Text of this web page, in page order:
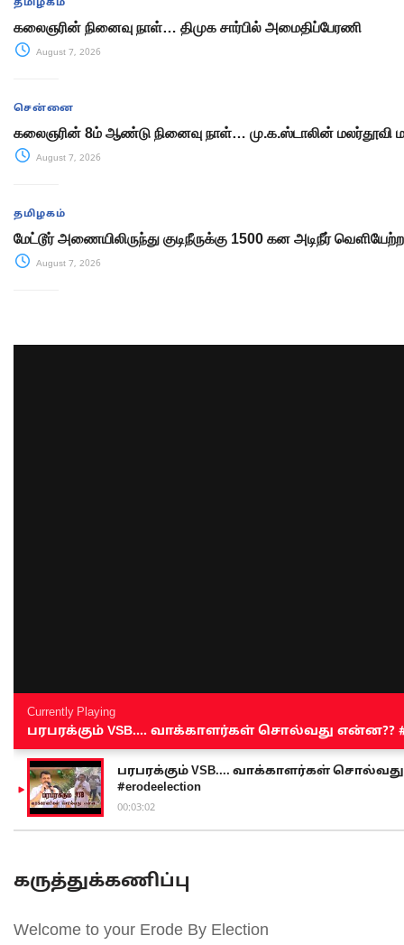
தமிழகம்
கலைஞரின் நினைவு நாள்… திமுக சார்பில் அமைதிப்பேரணி
August 7, 2026
சென்னை
கலைஞரின் 8ம் ஆண்டு நினைவு நாள்… மு.க.ஸ்டாலின் மலர்தூவி
August 7, 2026
தமிழகம்
மேட்டூர் அணையிலிருந்து குடிநீருக்கு 1500 கன அடிநீர்
August 7, 2026
Currently Playing
பரபரக்கும் VSB.... வாக்காளர்கள் சொல்வது என்ன??
பரபரக்கும் VSB.... வாக்காளர்கள் சொல்வது
#erodeelection
00:03:02
கருத்துக்கணிப்பு
Welcome to your Erode By Election